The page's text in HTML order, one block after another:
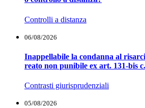
Controlli a distanza
06/08/2026
Inappellabile la condanna al
reato non punibile ex art. 131-bis
Contrasti giurisprudenziali
05/08/2026